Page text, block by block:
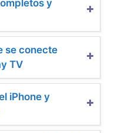
y
se conecte
TV
iPhone y